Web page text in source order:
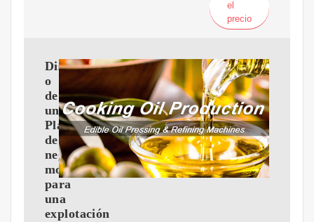
el
precio
Dise?
o
de
un
Plan
de
negocios
modelo
para
una
explotación